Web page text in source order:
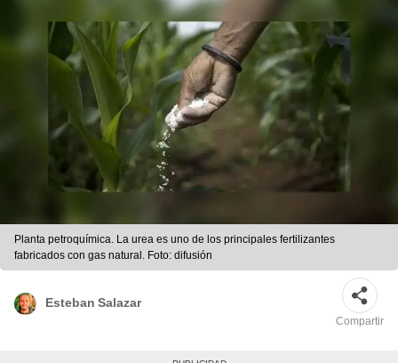
Planta petroquímica. La urea es uno de los principales fertilizantes
fabricados con gas natural. Foto: difusión
Esteban Salazar
Compartir